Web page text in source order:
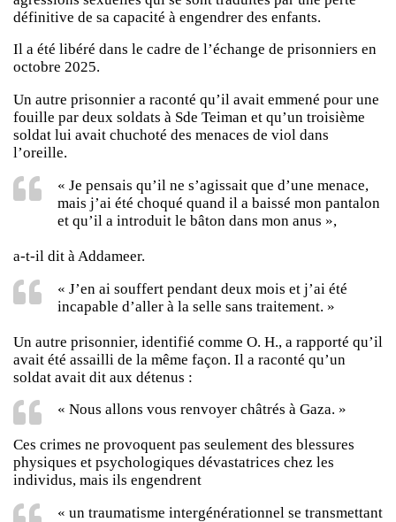
définitive de sa capacité à engendrer des enfants.
Il a été libéré dans le cadre de l’échange de prisonniers en
octobre 2025.
Un autre prisonnier a raconté qu’il avait emmené pour une
fouille par deux soldats à Sde Teiman et qu’un troisième
soldat lui avait chuchoté des menaces de viol dans
l’oreille.
« Je pensais qu’il ne s’agissait que d’une menace,
mais j’ai été choqué quand il a baissé mon pantalon
et qu’il a introduit le bâton dans mon anus »,
a-t-il dit à Addameer.
« J’en ai souffert pendant deux mois et j’ai été
incapable d’aller à la selle sans traitement. »
Un autre prisonnier, identifié comme O. H., a rapporté qu’il
avait été assailli de la même façon. Il a raconté qu’un
soldat avait dit aux détenus :
« Nous allons vous renvoyer châtrés à Gaza. »
Ces crimes ne provoquent pas seulement des blessures
physiques et psychologiques dévastatrices chez les
individus, mais ils engendrent
« un traumatisme intergénérationnel se transmettant